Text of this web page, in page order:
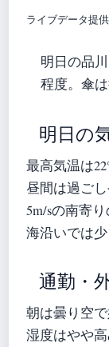
ライブデータ提供
明日の品
程度。傘
明日の
最高気温は
昼間は過ご
5m/sの南寄り
海沿いでは
通勤・
朝は曇り空
湿度はやや